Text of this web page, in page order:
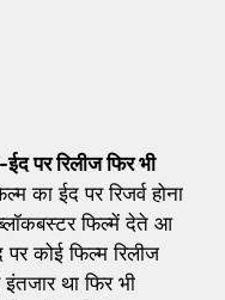
पर रिलीज फिर भी
का ईद पर रिजर्व होना
फिल्में देते आ
कोई फिल्म रिलीज
था फिर भी